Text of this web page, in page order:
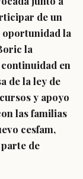
de un
oportunidad la
la
en
de la ley de
y apoyo
las familias
cesfam,
de